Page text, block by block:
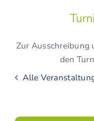
Zur
den
Alle